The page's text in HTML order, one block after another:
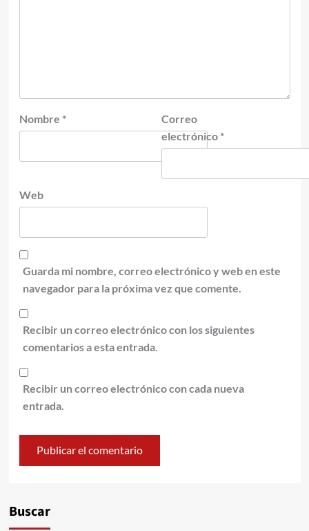
Nombre *
Correo
electrónico *
Web
Guarda mi nombre, correo electrónico y web en este
navegador para la próxima vez que comente.
Recibir un correo electrónico con los siguientes
comentarios a esta entrada.
Recibir un correo electrónico con cada nueva
entrada.
Buscar